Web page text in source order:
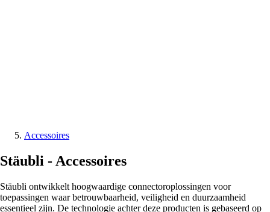
Accessoires
Stäubli - Accessoires
Stäubli ontwikkelt hoogwaardige connectoroplossingen voor
toepassingen waar betrouwbaarheid, veiligheid en duurzaamheid
essentieel zijn. De technologie achter deze producten is gebaseerd op